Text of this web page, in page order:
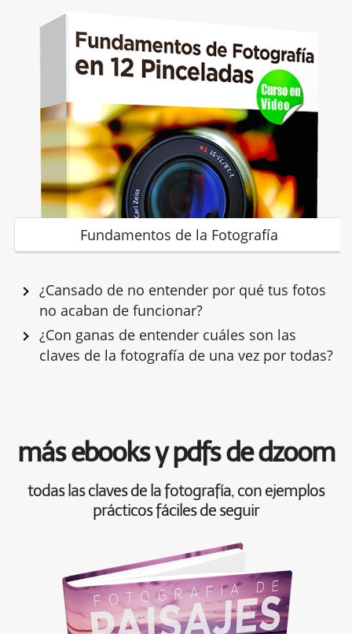
Fundamentos de la Fotografía
¿Cansado de no entender por qué tus fotos
no acaban de funcionar?
¿Con ganas de entender cuáles son las
claves de la fotografía de una vez por todas?
más ebooks y pdfs de dzoom
todas las claves de la fotografía, con ejemplos
prácticos fáciles de seguir